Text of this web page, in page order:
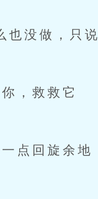
没做，只说
，救救它
点回旋余地